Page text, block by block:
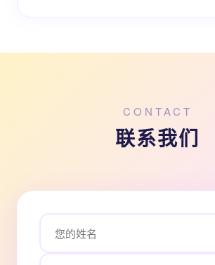
CONTACT
联系我们